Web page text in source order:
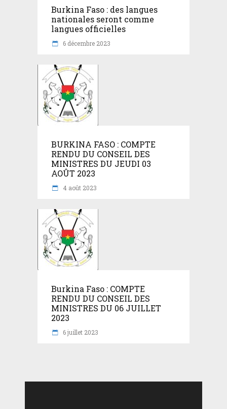
Burkina Faso : des langues
nationales seront comme
langues officielles
6 décembre 2023
BURKINA FASO : COMPTE
RENDU DU CONSEIL DES
MINISTRES DU JEUDI 03
AOÛT 2023
4 août 2023
Burkina Faso : COMPTE
RENDU DU CONSEIL DES
MINISTRES DU 06 JUILLET
2023
6 juillet 2023